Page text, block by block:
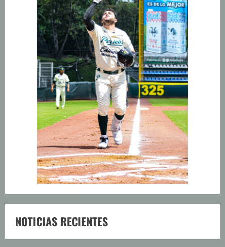
NOTICIAS RECIENTES